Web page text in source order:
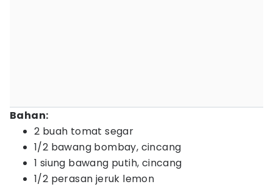
Bahan:
2 buah tomat segar
1/2 bawang bombay, cincang
1 siung bawang putih, cincang
1/2 perasan jeruk lemon